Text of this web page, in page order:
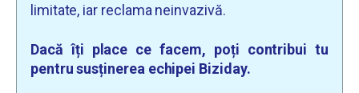
limitate, iar reclama neinvazivă.
Dacă îți place ce facem, poți contribui tu
pentru susținerea echipei Biziday.